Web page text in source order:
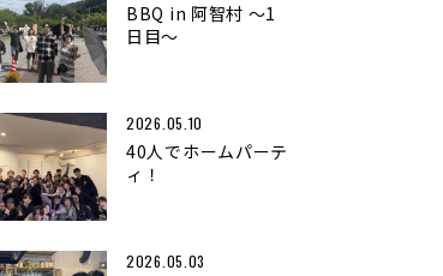
BBQ in 阿智村 〜1
日目〜
2026.05.10
40人でホームパーテ
ィ！
2026.05.03